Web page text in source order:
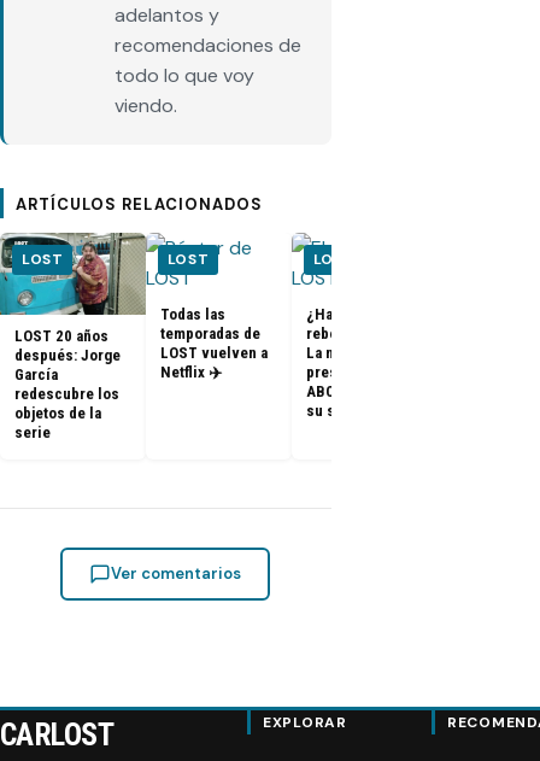
adelantos y
recomendaciones de
todo lo que voy
viendo.
ARTÍCULOS RELACIONADOS
LOST
LOST 20 años
después: Jorge
García
redescubre los
objetos de la
serie
LOST
Todas las
temporadas de
LOST vuelven a
Netflix ✈️
LOST
¿Habrá un
reboot de Lost?
La nueva
presidenta de
ABC dice que es
su sueño
Ver comentarios
CARLOST EXPLORAR